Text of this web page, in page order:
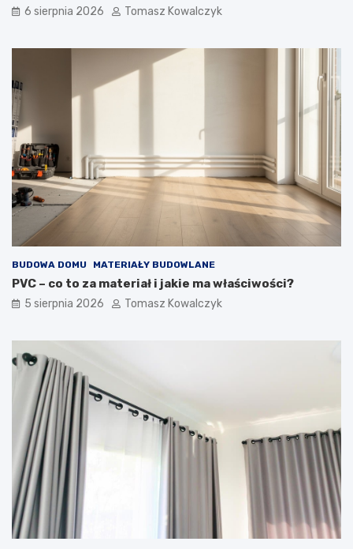
6 sierpnia 2026 Tomasz Kowalczyk
BUDOWA DOMU MATERIAŁY BUDOWLANE
PVC – co to za materiał i jakie ma właściwości?
5 sierpnia 2026 Tomasz Kowalczyk